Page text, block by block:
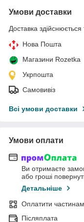
Умови доставки
Доставка здійснюється
Нова Пошта
Магазини Rozetka
Укрпошта
Самовивіз
Всі умови доставки
Умови оплати
Ви отримаєте
або гроші
Детальніше
Оплатити
Післяплата